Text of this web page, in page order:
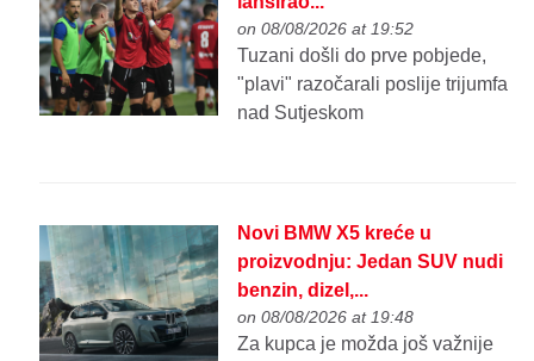
on 08/08/2026 at 19:52
Tuzani došli do prve pobjede,
"plavi" razočarali poslije trijumfa
nad Sutjeskom
Novi BMW X5 kreće u
proizvodnju: Jedan SUV nudi
benzin, dizel,...
on 08/08/2026 at 19:48
Za kupca je možda još važnije